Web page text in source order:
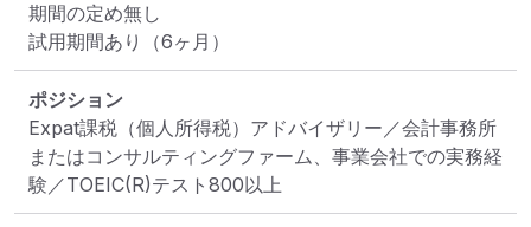
期間の定め無し
試用期間あり（6ヶ月）
ポジション
Expat課税（個人所得税）アドバイザリー／会計事務所
またはコンサルティングファーム、事業会社での実務経
験／TOEIC(R)テスト800以上